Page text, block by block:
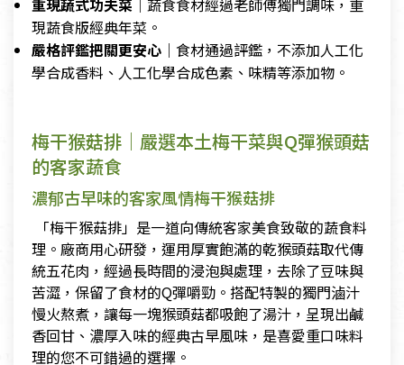
重現蔬式功夫菜 ｜蔬食食材經過老師傅獨門調味，重
現蔬食版經典年菜。
嚴格評鑑把關更安心 ｜食材通過評鑑，不添加人工化
學合成香料、人工化學合成色素、味精等添加物。
梅干猴菇排｜嚴選本土梅干菜與Q彈猴頭菇
的客家蔬食
濃郁古早味的客家風情梅干猴菇排
「梅干猴菇排」是一道向傳統客家美食致敬的蔬食料
理。廠商用心研發，運用厚實飽滿的乾猴頭菇取代傳
統五花肉，經過長時間的浸泡與處理，去除了豆味與
苦澀，保留了食材的Q彈嚼勁。搭配特製的獨門滷汁
慢火熬煮，讓每一塊猴頭菇都吸飽了湯汁，呈現出鹹
香回甘、濃厚入味的經典古早風味，是喜愛重口味料
理的您不可錯過的選擇。